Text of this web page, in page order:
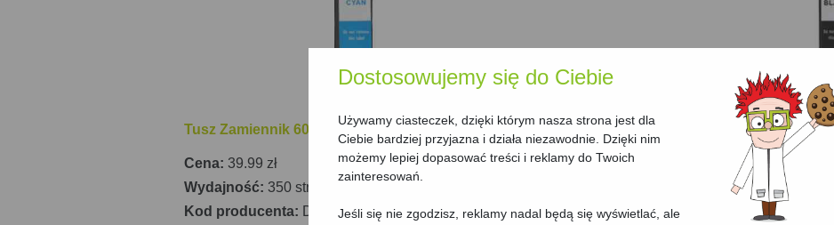
Dostosowujemy się do Ciebie
Używamy ciasteczek, dzięki którym nasza strona jest dla
Ciebie bardziej przyjazna i działa niezawodnie. Dzięki nim
możemy lepiej dopasować treści i reklamy do Twoich
zainteresowań.
Jeśli się nie zgodzisz, reklamy nadal będą się wyświetlać, ale
Tusz Zamiennik 603 XL (C13T03A24010) (Błękitny)
Cena: 39.99 zł
Wydajność: 350 stron
Kod producenta: DT-AE-603C
Tusz Zamiennik 603
39.99 zł
Wydajność:500 stron
Kod producenta: